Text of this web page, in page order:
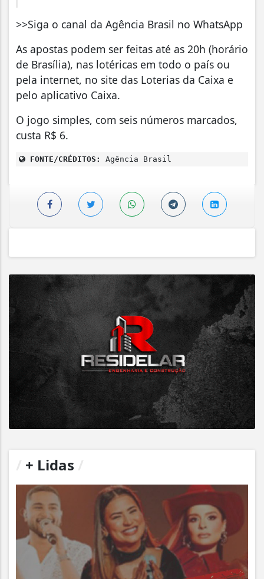
>>Siga o canal da Agência Brasil no WhatsApp
As apostas podem ser feitas até as 20h (horário
de Brasília), nas lotéricas em todo o país ou
pela internet, no site das Loterias da Caixa e
pelo aplicativo Caixa.
O jogo simples, com seis números marcados,
custa R$ 6.
FONTE/CRÉDITOS: Agência Brasil
+ Lidas